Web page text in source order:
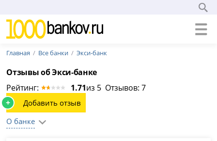
Главная Все банки Экси-банк
Отзывы об Экси-банке
Рейтинг:
1.71из 5 Отзывов: 7
+
Добавить отзыв
О банке